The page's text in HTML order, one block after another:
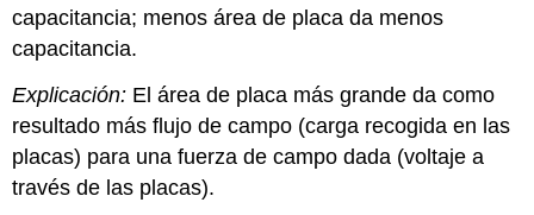
capacitancia; menos área de placa da menos
capacitancia.
Explicación: El área de placa más grande da como
resultado más flujo de campo (carga recogida en las
placas) para una fuerza de campo dada (voltaje a
través de las placas).